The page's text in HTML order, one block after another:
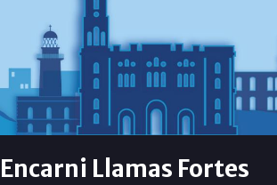
Encarni Llamas Fortes